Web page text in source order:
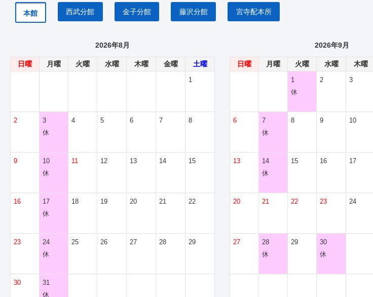
本館 西武分館 金子分館 藤沢分館 宮寺配本所
2026年8月
日曜 月曜 火曜 水曜 木曜 金曜 土曜
1
2
3
休
4 5 6 7 8
9
10
休
11 12 13 14 15
16
17
休
18 19 20 21 22
23
24
休
25 26 27 28 29
30
31
休
2026年9月
日曜 月曜 火曜 水曜 木曜
1
休
2 3
6
7
休
8 9 10
13
14
休
15 16 17
20 21 22 23 24
27
28
休
29
30
休